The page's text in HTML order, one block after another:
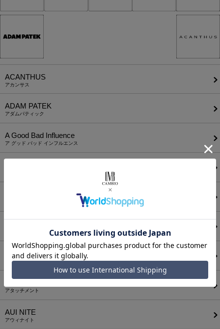
ACANTHUS
アカンサス
ADAM PATEK
アダムパティック
A Good Bad Influence
ア グッド バッド インフルエンス
ANGENEHM
アンゲネーム
アタッチメント
AUI NITE
アウィナイト